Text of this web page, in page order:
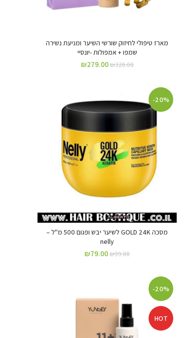
מארז טיפולי לחיזוק שורשי השיער ומניעת נשירה
שמפו + אמפולות -יונסיי
₪320.00
₪279.00
-20%
מסכה GOLD 24K לשיער יבש ופגום 500 מ"ל –
nelly
₪99.00
₪79.00
-20%
HOT